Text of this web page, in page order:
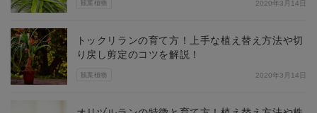
観葉植物 2020年3月14日
観葉植物
トックリランの育て方！上手な植え替え方法や切
り戻し剪定のコツを解説！
2020年3月14日